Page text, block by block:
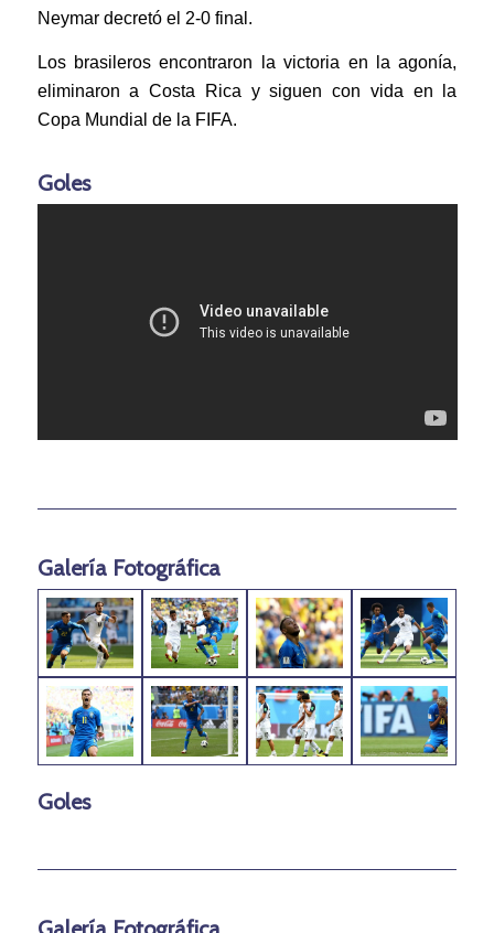
Neymar decretó el 2-0 final.
Los brasileros encontraron la victoria en la agonía,
eliminaron a Costa Rica y siguen con vida en la
Copa Mundial de la FIFA.
Goles
Galería Fotográfica
Goles